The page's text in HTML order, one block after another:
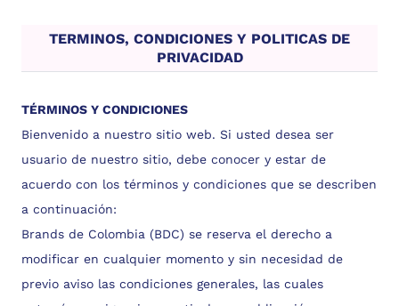
TERMINOS, CONDICIONES Y POLITICAS DE
PRIVACIDAD
TÉRMINOS Y CONDICIONES
Bienvenido a nuestro sitio web. Si usted desea ser
usuario de nuestro sitio, debe conocer y estar de
acuerdo con los términos y condiciones que se describen
a continuación:
Brands de Colombia (BDC) se reserva el derecho a
modificar en cualquier momento y sin necesidad de
previo aviso las condiciones generales, las cuales